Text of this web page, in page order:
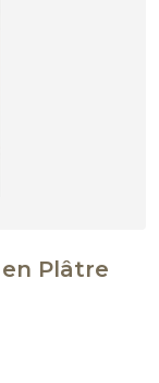
Plâtre